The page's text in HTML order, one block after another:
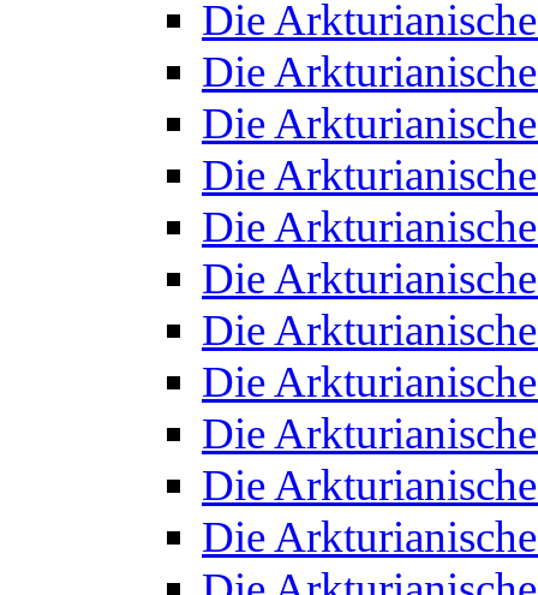
Die
Die
Die
Die
Die
Die
Die
Die
Die
Die
Die